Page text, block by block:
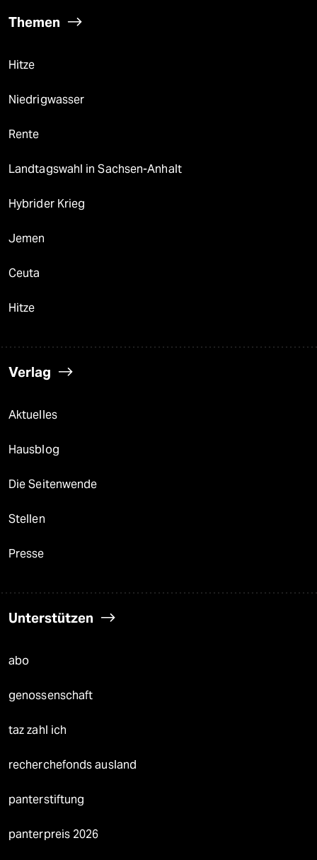
Themen
Hitze
Niedrigwasser
Rente
Landtagswahl in Sachsen-Anhalt
Hybrider Krieg
Jemen
Ceuta
Hitze
Verlag
Aktuelles
Hausblog
Die Seitenwende
Stellen
Presse
Unterstützen
abo
genossenschaft
taz zahl ich
recherchefonds ausland
panterstiftung
panterpreis 2026